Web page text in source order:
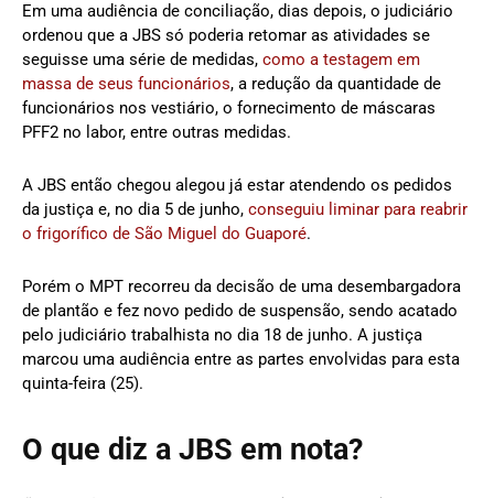
Em uma audiência de conciliação, dias depois, o judiciário
ordenou que a JBS só poderia retomar as atividades se
seguisse uma série de medidas, como a testagem em
massa de seus funcionários, a redução da quantidade de
funcionários nos vestiário, o fornecimento de máscaras
PFF2 no labor, entre outras medidas.
A JBS então chegou alegou já estar atendendo os pedidos
da justiça e, no dia 5 de junho, conseguiu liminar para reabrir
o frigorífico de São Miguel do Guaporé.
Porém o MPT recorreu da decisão de uma desembargadora
de plantão e fez novo pedido de suspensão, sendo acatado
pelo judiciário trabalhista no dia 18 de junho. A justiça
marcou uma audiência entre as partes envolvidas para esta
quinta-feira (25).
O que diz a JBS em nota?